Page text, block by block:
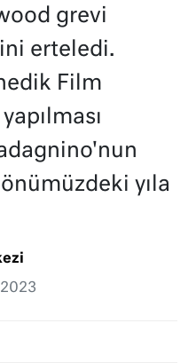
grevi
erteledi.
Film
yıla